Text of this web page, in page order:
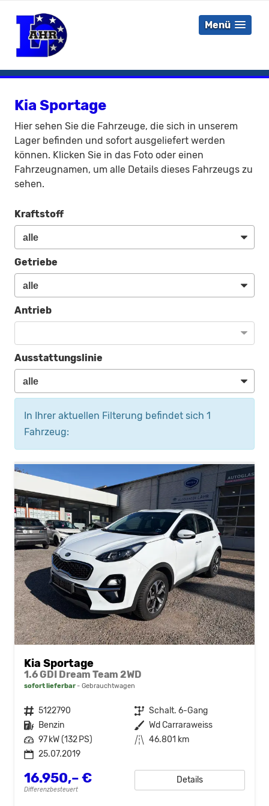
Menü
Kia Sportage
Hier sehen Sie die Fahrzeuge, die sich in unserem
Lager befinden und sofort ausgeliefert werden
können. Klicken Sie in das Foto oder einen
Fahrzeugnamen, um alle Details dieses Fahrzeugs zu
sehen.
Kraftstoff
Getriebe
Antrieb
Ausstattungslinie
In Ihrer aktuellen Filterung befindet sich 1
Fahrzeug:
Kia Sportage
1.6 GDI Dream Team 2WD
sofort lieferbar Gebrauchtwagen
Fahrzeugnr. 5122790 Getriebe Schalt. 6-Gang
Kraftstoff Benzin Außenfarbe Wd Carraraweiss
Leistung 97 kW (132 PS) Kilometerstand 46.801 km
25.07.2019
16.950,– €
Differenzbesteuert
Details